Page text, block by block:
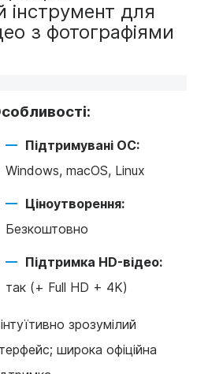
інструмент для
з фотографіями
Підтримувані ОС:
Windows, macOS, Linux
Ціноутворення:
Безкоштовно
Підтримка HD-відео:
так (+ Full HD + 4K)
інтуїтивно зрозумілий
широка офіційна